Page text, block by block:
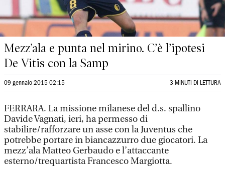
Mezz’ala e punta nel mirino. C’è l’ipotesi
De Vitis con la Samp
09 gennaio 2015 02:15 3 MINUTI DI LETTURA
FERRARA. La missione milanese del d.s. spallino
Davide Vagnati, ieri, ha permesso di
stabilire/rafforzare un asse con la Juventus che
potrebbe portare in biancazzurro due giocatori. La
mezz’ala Matteo Gerbaudo e l’attaccante
esterno/trequartista Francesco Margiotta.